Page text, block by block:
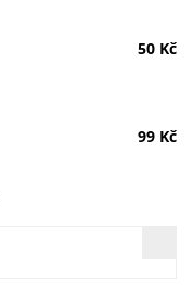
50 Kč
99 Kč